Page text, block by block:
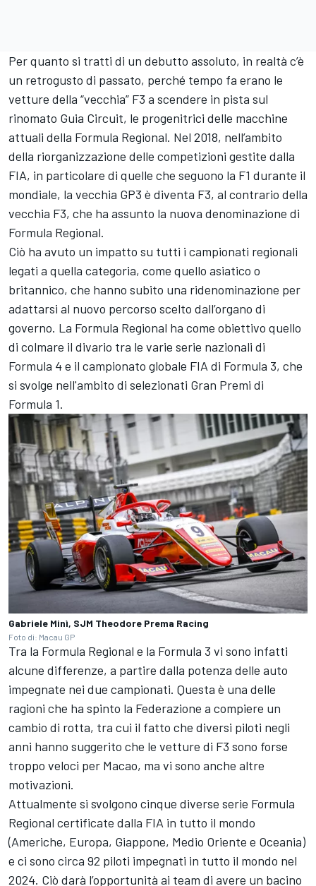
Per quanto si tratti di un debutto assoluto, in realtà c’è
un retrogusto di passato, perché tempo fa erano le
vetture della “vecchia” F3 a scendere in pista sul
rinomato Guia Circuit, le progenitrici delle macchine
attuali della Formula Regional. Nel 2018, nell’ambito
della riorganizzazione delle competizioni gestite dalla
FIA, in particolare di quelle che seguono la F1 durante il
mondiale, la vecchia GP3 è diventa F3, al contrario della
vecchia F3, che ha assunto la nuova denominazione di
Formula Regional.
Ciò ha avuto un impatto su tutti i campionati regionali
legati a quella categoria, come quello asiatico o
britannico, che hanno subito una ridenominazione per
adattarsi al nuovo percorso scelto dall’organo di
governo. La Formula Regional ha come obiettivo quello
di colmare il divario tra le varie serie nazionali di
Formula 4 e il campionato globale FIA di Formula 3, che
si svolge nell'ambito di selezionati Gran Premi di
Formula 1.
Gabriele Minì, SJM Theodore Prema Racing
Foto di: Macau GP
Tra la Formula Regional e la Formula 3 vi sono infatti
alcune differenze, a partire dalla potenza delle auto
impegnate nei due campionati. Questa è una delle
ragioni che ha spinto la Federazione a compiere un
cambio di rotta, tra cui il fatto che diversi piloti negli
anni hanno suggerito che le vetture di F3 sono forse
troppo veloci per Macao, ma vi sono anche altre
motivazioni.
Attualmente si svolgono cinque diverse serie Formula
Regional certificate dalla FIA in tutto il mondo
(Americhe, Europa, Giappone, Medio Oriente e Oceania)
e ci sono circa 92 piloti impegnati in tutto il mondo nel
2024. Ciò darà l’opportunità ai team di avere un bacino